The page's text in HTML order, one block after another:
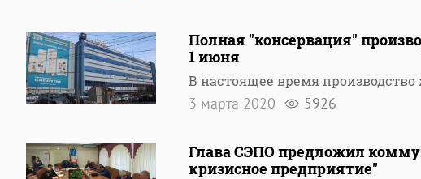
Полная "консервация"
1 июня
В настоящее время производство
3 марта 2020 5926
Глава СЭПО предложил
кризисное предприятие"